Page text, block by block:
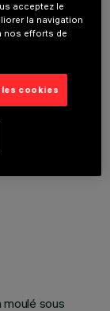
moulé sous
acceptez le
la navigation
nos efforts de
cookies